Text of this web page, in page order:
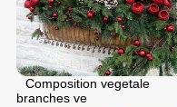
Composition vegetale
branches ve